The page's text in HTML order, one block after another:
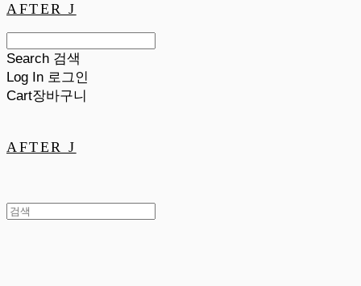
AFTER J
Search 검색
Log In 로그인
Cart장바구니
AFTER J